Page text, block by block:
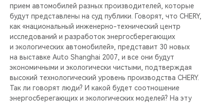
CHERY REMOTE
CHERY И СПОРТ
НАШИ МЕРОПРИЯТИЯ
ВИДЕООБЗОРЫ
прием автомобилей разных производителей, которые
будут представлены на суд публики. Говорят, что CHERY,
как «национальный инженерно-технический центр
исследований и разработок энергосберегающих
и экологических автомобилей», представит 30 новых
на выставке Auto Shanghai 2007, и все они будут
экономичными и экологически чистыми, подтверждая
высокий технологический уровень производства CHERY.
Так ли говорят люди? И какой будет соотношение
энергосберегающих и экологических моделей? На эту